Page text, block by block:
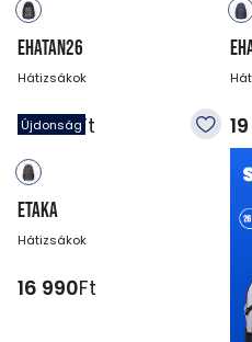
EHATAN26
Hátizsákok
19 990Ft
Újdonság
ETAKA
Hátizsákok
16 990Ft